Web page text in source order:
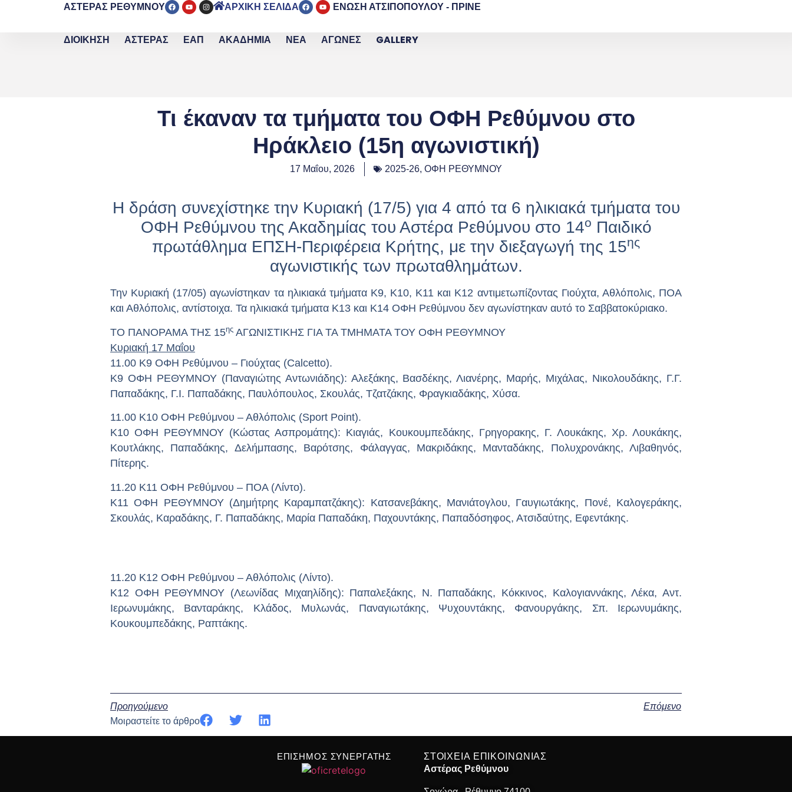
ΑΣΤΕΡΑΣ ΡΕΘΥΜΝΟΥ ΑΡΧΙΚΗ ΣΕΛΙΔΑ ΕΝΩΣΗ ΑΤΣΙΠΟΠΟΥΛΟΥ - ΠΡΙΝΕ
ΔΙΟΙΚΗΣΗ ΑΣΤΕΡΑΣ ΕΑΠ ΑΚΑΔΗΜΙΑ ΝΕΑ ΑΓΩΝΕΣ GALLERY
Τι έκαναν τα τμήματα του ΟΦΗ Ρεθύμνου στο
Ηράκλειο (15η αγωνιστική)
17 Μαΐου, 2026 2025-26, ΟΦΗ ΡΕΘΥΜΝΟΥ
Η δράση συνεχίστηκε την Κυριακή (17/5) για 4 από τα 6 ηλικιακά τμήματα του
ΟΦΗ Ρεθύμνου της Ακαδημίας του Αστέρα Ρεθύμνου στο 14ο Παιδικό
πρωτάθλημα ΕΠΣΗ-Περιφέρεια Κρήτης, με την διεξαγωγή της 15ης
αγωνιστικής των πρωταθλημάτων.
Την Κυριακή (17/05) αγωνίστηκαν τα ηλικιακά τμήματα Κ9, Κ10, Κ11 και Κ12 αντιμετωπίζοντας Γιούχτα, Αθλόπολις, ΠΟΑ
και Αθλόπολις, αντίστοιχα. Τα ηλικιακά τμήματα Κ13 και Κ14 ΟΦΗ Ρεθύμνου δεν αγωνίστηκαν αυτό το Σαββατοκύριακο.
ΤΟ ΠΑΝΟΡΑΜΑ ΤΗΣ 15ης ΑΓΩΝΙΣΤΙΚΗΣ ΓΙΑ ΤΑ ΤΜΗΜΑΤΑ ΤΟΥ ΟΦΗ ΡΕΘΥΜΝΟΥ
Κυριακή 17 Μαΐου
11.00 Κ9 ΟΦΗ Ρεθύμνου – Γιούχτας (Calcetto).
Κ9 ΟΦΗ ΡΕΘΥΜΝΟΥ (Παναγιώτης Αντωνιάδης): Αλεξάκης, Βασδέκης, Λιανέρης, Μαρής, Μιχάλας, Νικολουδάκης, Γ.Γ.
Παπαδάκης, Γ.Ι. Παπαδάκης, Παυλόπουλος, Σκουλάς, Τζατζάκης, Φραγκιαδάκης, Χύσα.
11.00 Κ10 ΟΦΗ Ρεθύμνου – Αθλόπολις (Sport Point).
Κ10 ΟΦΗ ΡΕΘΥΜΝΟΥ (Κώστας Ασπρομάτης): Κιαγιάς, Κουκουμπεδάκης, Γρηγορακης, Γ. Λουκάκης, Χρ. Λουκάκης,
Κουτλάκης, Παπαδάκης, Δελήμπασης, Βαρότσης, Φάλαγγας, Μακριδάκης, Μανταδάκης, Πολυχρονάκης, Λιβαθηνός,
Πίτερης.
11.20 Κ11 ΟΦΗ Ρεθύμνου – ΠΟΑ (Λίντο).
Κ11 ΟΦΗ ΡΕΘΥΜΝΟΥ (Δημήτρης Καραμπατζάκης): Κατσανεβάκης, Μανιάτογλου, Γαυγιωτάκης, Πονέ, Καλογεράκης,
Σκουλάς, Καραδάκης, Γ. Παπαδάκης, Μαρία Παπαδάκη, Παχουντάκης, Παπαδόσηφος, Ατσιδαύτης, Εφεντάκης.
11.20 Κ12 ΟΦΗ Ρεθύμνου – Αθλόπολις (Λίντο).
Κ12 ΟΦΗ ΡΕΘΥΜΝΟΥ (Λεωνίδας Μιχαηλίδης): Παπαλεξάκης, Ν. Παπαδάκης, Κόκκινος, Καλογιαννάκης, Λέκα, Αντ.
Ιερωνυμάκης, Βανταράκης, Κλάδος, Μυλωνάς, Παναγιωτάκης, Ψυχουντάκης, Φανουργάκης, Σπ. Ιερωνυμάκης,
Κουκουμπεδάκης, Ραπτάκης.
Προηγούμενο
Επόμενο
Μοιραστείτε το άρθρο
ΕΠΙΣΗΜΟΣ ΣΥΝΕΡΓΑΤΗΣ
ΣΤΟΙΧΕΙΑ ΕΠΙΚΟΙΝΩΝΙΑΣ
Αστέρας Ρεθύμνου